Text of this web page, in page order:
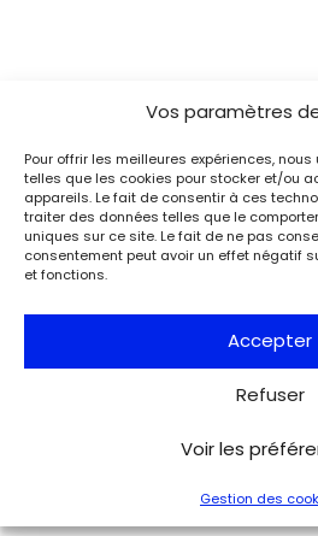
Vos paramètres
Pour offrir les meilleures expériences,
telles que les cookies pour stocker et/ou
appareils. Le fait de consentir à ces
traiter des données telles que le
uniques sur ce site. Le fait de ne pas
consentement peut avoir un effet négatif
et fonctions.
Accepter
Refuser
Voir les
Gestion des
Événements Du 25.08.2026 au
de Paris. Lettre à son
Paris
Musée de la Libération de Paris
Leclerc – musée Jean Moulin
À l’occasion de l’anniversaire
musée de la Libération de Paris
les événements de la Libération